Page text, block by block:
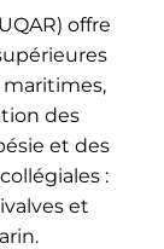
offre
maritimes,
des
et des
:
et